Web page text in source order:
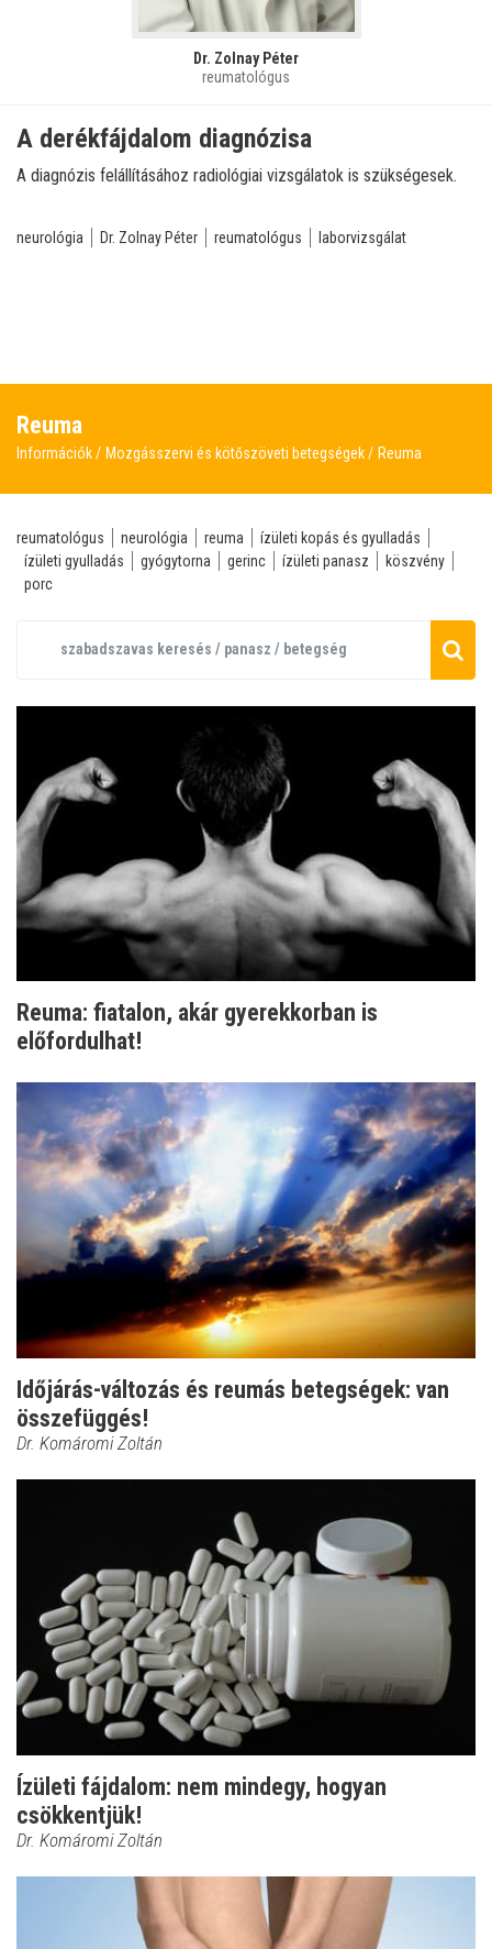
Dr. Zolnay Péter
reumatológus
A derékfájdalom diagnózisa
A diagnózis felállításához radiológiai vizsgálatok is szükségesek.
neurológia Dr. Zolnay Péter reumatológus laborvizsgálat
Reuma
Információk Mozgásszervi és kötőszöveti betegségek Reuma
reumatológus neurológia reuma
ízületi kopás és gyulladás
ízületi gyulladás
gyógytorna gerinc ízületi panasz
köszvény
porc
Reuma: fiatalon, akár gyerekkorban is
előfordulhat!
Időjárás-változás és reumás betegségek: van
összefüggés!
Dr. Komáromi Zoltán
Ízületi fájdalom: nem mindegy, hogyan
csökkentjük!
Dr. Komáromi Zoltán